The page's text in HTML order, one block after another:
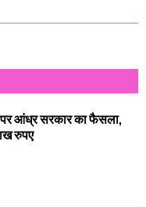
पर आंध्र सरकार का फैसला,
रुपए